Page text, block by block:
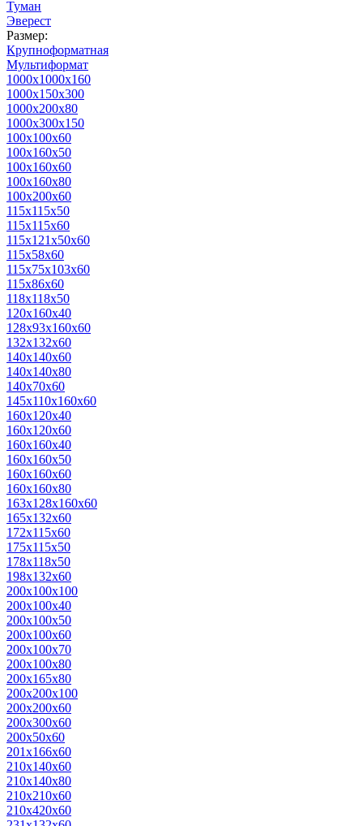
Туман
Эверест
Размер:
Крупноформатная
Мультиформат
1000х1000х160
1000х150х300
1000х200х80
1000х300х150
100х100х60
100х160х50
100х160х60
100х160х80
100х200х60
115х115х50
115х115х60
115х121х50х60
115х58х60
115х75х103х60
115х86х60
118х118х50
120х160х40
128х93х160х60
132х132х60
140х140х60
140х140х80
140х70х60
145х110х160х60
160х120х40
160х120х60
160х160х40
160х160х50
160х160х60
160х160х80
163х128х160х60
165х132х60
172х115х60
175х115х50
178х118х50
198х132х60
200х100х100
200х100х40
200х100х50
200х100х60
200х100х70
200х100х80
200х165х80
200х200х100
200х200х60
200х300х60
200х50х60
201х166х60
210х140х60
210х140х80
210х210х60
210х420х60